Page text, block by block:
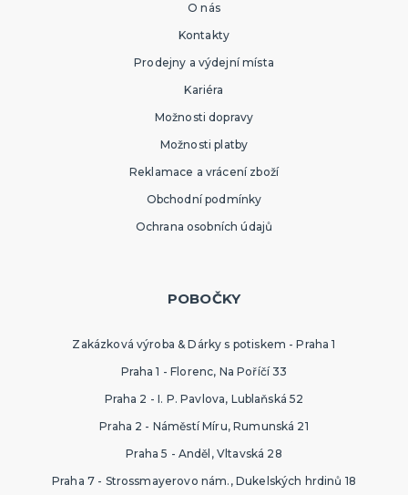
O nás
Kontakty
Prodejny a výdejní místa
Kariéra
Možnosti dopravy
Možnosti platby
Reklamace a vrácení zboží
Obchodní podmínky
Ochrana osobních údajů
POBOČKY
Zakázková výroba & Dárky s potiskem - Praha 1
Praha 1 - Florenc, Na Poříčí 33
Praha 2 - I. P. Pavlova, Lublaňská 52
Praha 2 - Náměstí Míru, Rumunská 21
Praha 5 - Anděl, Vltavská 28
Praha 7 - Strossmayerovo nám., Dukelských hrdinů 18